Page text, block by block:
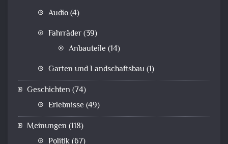
Audio(4)
Fahrräder(39)
Anbauteile (14)
Garten und Landschaftsbau (1)
Geschichten (74)
Erlebnisse (49)
Meinungen (118)
Politik(67)